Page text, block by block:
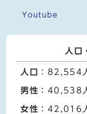
Youtube
人口
人口 ：82,554
男性 ：40,538
女性 ：42,016